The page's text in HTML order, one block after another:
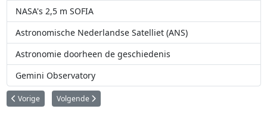
NASA's 2,5 m SOFIA
Astronomische Nederlandse Satelliet (ANS)
Astronomie doorheen de geschiedenis
Gemini Observatory
Vorig artikel: Google Lunar X Prize: de nieuwe wedloop naar de Maan
Vorige Volgende artikel: Airbus stelt zijn 'Adeline' voor
Volgende